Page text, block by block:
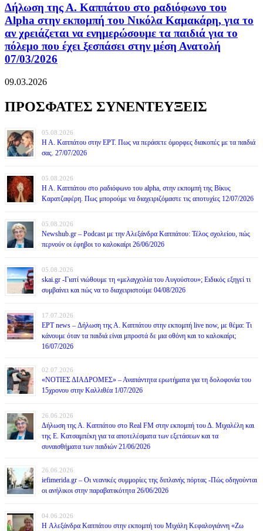
Δήλωση της Α. Καππάτου στο ραδιόφωνο του
Alpha στην εκπομπή του Νικόλα Καμακάρη, για το
αν χρειάζεται να ενημερώσουμε τα παιδιά για το
πόλεμο που έχει ξεσπάσει στην μέση Ανατολή
07/03/2026
09.03.2026
ΠΡΟΣΦΑΤΕΣ ΣΥΝΕΝΤΕΥΞΕΙΣ
05.08.2026
Η Α. Καππάτου στην ΕΡΤ. Πως να περάσετε όμορφες διακοπές με τα παιδιά
σας. 27/07/2026
05.08.2026
Η Α. Καππάτου στο ραδιόφωνο του alpha, στην εκπομπή της Βίκυς
Καρατζαφέρη. Πως μπορούμε να διαχειριζόμαστε τις αποτυχίες 12/07/2026
05.08.2026
Newshub.gr – Podcast με την Αλεξάνδρα Καππάτου: Τέλος σχολείου, πώς
περνούν οι έφηβοι το καλοκαίρι 26/06/2026
05.08.2026
skai.gr -Γιατί νιώθουμε τη «μελαγχολία του Αυγούστου»; Ειδικός εξηγεί τι
συμβαίνει και πώς να το διαχειριστούμε 04/08/2026
17.07.2026
ΕΡΤ news – Δήλωση της Α. Καππάτου στην εκπομπή live now, με θέμα: Τι
κάνουμε όταν τα παιδιά είναι μπροστά δε μια οθόνη και το καλοκαίρι;
16/07/2026
02.07.2026
«ΝΟΤΙΕΣ ΔΙΑΔΡΟΜΕΣ» – Αναπάντητα ερωτήματα για τη δολοφονία του
15χρονου στην Καλλιθέα 1/07/2026
26.06.2026
Δήλωση της Α. Καππάτου στο Real FM στην εκπομπή του Δ. Μιχαλέλη και
της Ε. Κατσαμπέκη για τα αποτελέσματα των εξετάσεων και τα
συναισθήματα των παιδιών 21/06/2026
26.06.2026
iefimerida.gr – Οι νεανικές συμμορίες της διπλανής πόρτας -Πώς οδηγούνται
οι ανήλικοι στην παραβατικότητα 26/06/2026
04.06.2026
H Αλεξάνδρα Καππάτου στην εκπομπή του Μιχάλη Κεφαλογιάννη «Ζω